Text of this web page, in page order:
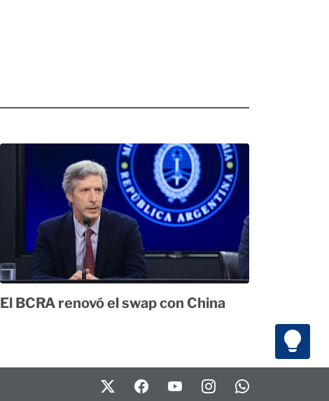
El BCRA renovó el swap con China